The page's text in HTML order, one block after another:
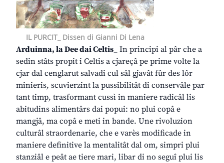
IL PURCIT_ Dissen di Gianni Di Lena
Arduinna, la Dee dai Celtis_ In principi al pâr che a
sedin stâts propit i Celtis a cjareçâ pe prime volte la
cjar dal cenglarut salvadi cul sâl gjavât fûr des lôr
minieris, scuvierzint la pussibilitât di conservâle par
tant timp, trasformant cussì in maniere radicâl lis
abitudins alimentârs dai popui: no plui copâ e
mangjâ, ma copâ e meti in bande. Une rivoluzion
culturâl straordenarie, che e varès modificade in
maniere definitive la mentalitât dal om, simpri plui
stanziâl e peât ae tiere mari, libar di no seguî plui lis